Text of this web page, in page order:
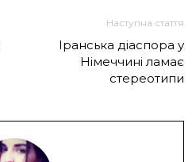
Наступна стаття
Іранська діаспора у
Німеччині ламає
стереотипи